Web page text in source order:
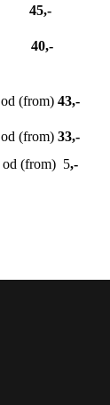
45,-
40,-
od (from) 43,-
od (from) 33,-
od (from) 5,-